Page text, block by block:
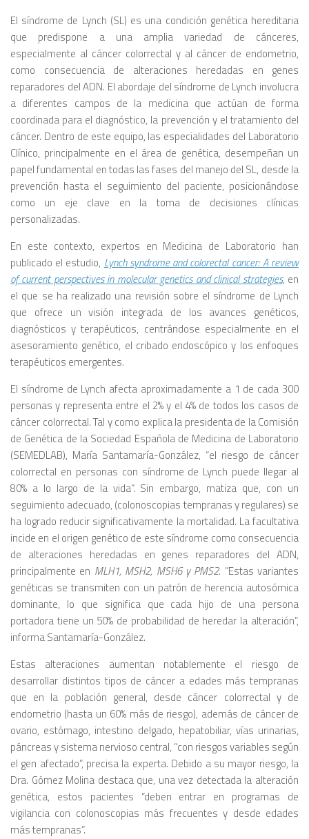
El síndrome de Lynch (SL) es una condición genética hereditaria
que predispone a una amplia variedad de cánceres,
especialmente al cáncer colorrectal y al cáncer de endometrio,
como consecuencia de alteraciones heredadas en genes
reparadores del ADN. El abordaje del síndrome de Lynch involucra
a diferentes campos de la medicina que actúan de forma
coordinada para el diagnóstico, la prevención y el tratamiento del
cáncer. Dentro de este equipo, las especialidades del Laboratorio
Clínico, principalmente en el área de genética, desempeñan un
papel fundamental en todas las fases del manejo del SL, desde la
prevención hasta el seguimiento del paciente, posicionándose
como un eje clave en la toma de decisiones clínicas
personalizadas.
En este contexto, expertos en Medicina de Laboratorio han
publicado el estudio, Lynch syndrome and colorectal cancer: A review
of current perspectives in molecular genetics and clinical strategies, en
el que se ha realizado una revisión sobre el síndrome de Lynch
que ofrece un visión integrada de los avances genéticos,
diagnósticos y terapéuticos, centrándose especialmente en el
asesoramiento genético, el cribado endoscópico y los enfoques
terapéuticos emergentes.
El síndrome de Lynch afecta aproximadamente a 1 de cada 300
personas y representa entre el 2% y el 4% de todos los casos de
cáncer colorrectal. Tal y como explica la presidenta de la Comisión
de Genética de la Sociedad Española de Medicina de Laboratorio
(SEMEDLAB), María Santamaría-González, “el riesgo de cáncer
colorrectal en personas con síndrome de Lynch puede llegar al
80% a lo largo de la vida”. Sin embargo, matiza que, con un
seguimiento adecuado, (colonoscopias tempranas y regulares) se
ha logrado reducir significativamente la mortalidad. La facultativa
incide en el origen genético de este síndrome como consecuencia
de alteraciones heredadas en genes reparadores del ADN,
principalmente en MLH1, MSH2, MSH6 y PMS2. “Estas variantes
genéticas se transmiten con un patrón de herencia autosómica
dominante, lo que significa que cada hijo de una persona
portadora tiene un 50% de probabilidad de heredar la alteración”,
informa Santamaría-González.
Estas alteraciones aumentan notablemente el riesgo de
desarrollar distintos tipos de cáncer a edades más tempranas
que en la población general, desde cáncer colorrectal y de
endometrio (hasta un 60% más de riesgo), además de cáncer de
ovario, estómago, intestino delgado, hepatobiliar, vías urinarias,
páncreas y sistema nervioso central, “con riesgos variables según
el gen afectado”, precisa la experta. Debido a su mayor riesgo, la
Dra. Gómez Molina destaca que, una vez detectada la alteración
genética, estos pacientes “deben entrar en programas de
vigilancia con colonoscopias más frecuentes y desde edades
más tempranas”.